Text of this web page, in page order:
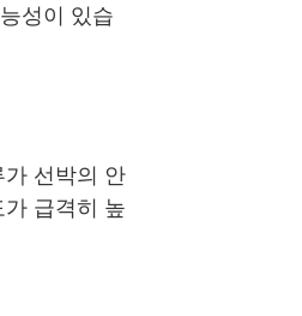
성이 있습
선박의 안
급격히 높